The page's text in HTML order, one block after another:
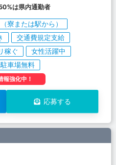
は県内通勤者
寮または駅から）
交通費規定支給
稼ぐ
女性活躍中
車場無料
報強化中！
応募する